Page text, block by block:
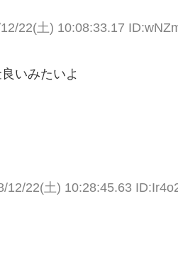
22(土) 10:08:33.17
いみたいよ
12/22(土) 10:28:45.63